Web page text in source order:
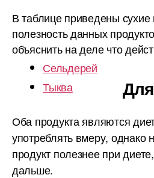
В таблице приведены
полезность данных
объяснить на деле что
Сельдерей
Тыква
Оба продукта являются
употреблять вмеру, однако
продукт полезнее при
дальше.